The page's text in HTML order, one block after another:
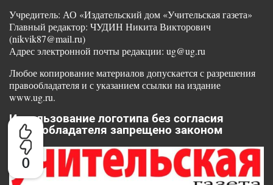
0
Учредитель: АО «Издательский дом «Учительская газета»
Главный редактор: ЧУДИН Никита Викторович
(nikvik87@mail.ru)
Адрес электронной почты редакции: ug@ug.ru
Любое копирование материалов допускается с разрешения
правообладателя и с указанием ссылки на издание
www.ug.ru.
Использование логотипа без согласия
правообладателя запрещено законом